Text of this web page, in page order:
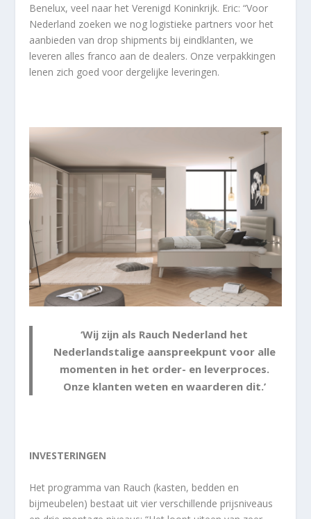
Benelux, veel naar het Verenigd Koninkrijk. Eric: “Voor
Nederland zoeken we nog logistieke partners voor het
aanbieden van drop shipments bij eindklanten, we
leveren alles franco aan de dealers. Onze verpakkingen
lenen zich goed voor dergelijke leveringen.
‘Wij zijn als Rauch Nederland het
Nederlandstalige aanspreekpunt voor alle
momenten in het order- en leverproces.
Onze klanten weten en waarderen dit.’
INVESTERINGEN
Het programma van Rauch (kasten, bedden en
bijmeubelen) bestaat uit vier verschillende prijsniveaus